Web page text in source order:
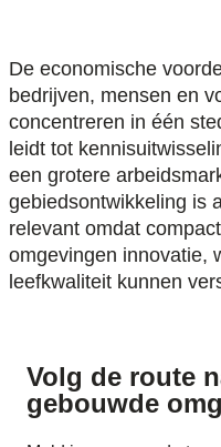
De economische
bedrijven, mensen en
concentreren in één
leidt tot
een grotere
gebiedsontwikkeling is
relevant omdat
omgevingen innovatie,
leefkwaliteit kunnen
Volg de route
gebouwde